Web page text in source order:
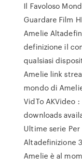
Il Favoloso
Guardare Film
Amelie
definizione il
qualsiasi
Amelie link
mondo di
VidTo AKVideo
downloads
Ultime serie
Altadefinizione
Amelie è al